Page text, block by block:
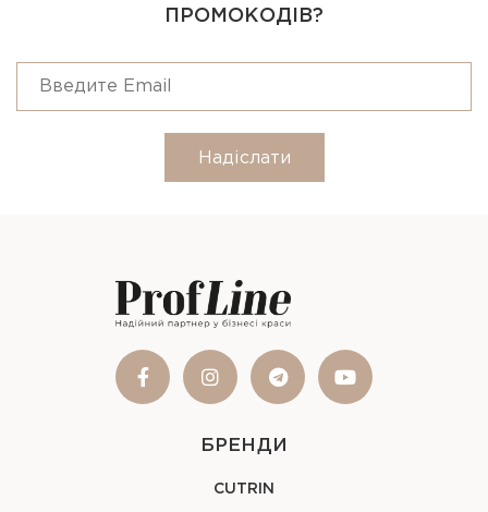
ПРОМОКОДІВ?
Надіслати
БРЕНДИ
CUTRIN